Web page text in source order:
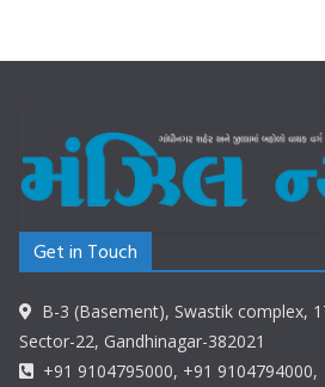
Get in Touch
B-3 (Basement), Swastik complex,
Sector-22, Gandhinagar-382021
+91 9104795000, +91 9104794000,